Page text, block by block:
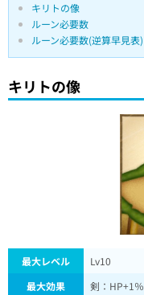
キリトの像
ルーン必要数
ルーン必要数(逆算早見表)
キリトの像
最大レベル
Lv10
最大効果
剣：HP+1％